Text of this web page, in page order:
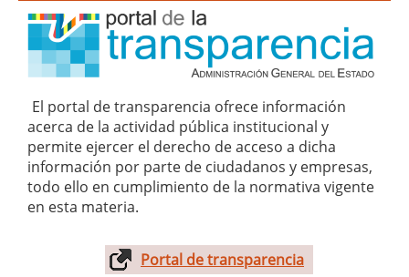
El portal de transparencia ofrece información
acerca de la actividad pública institucional y
permite ejercer el derecho de acceso a dicha
información por parte de ciudadanos y empresas,
todo ello en cumplimiento de la normativa vigente
en esta materia.
Portal de transparencia